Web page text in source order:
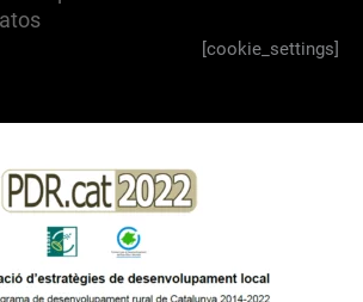
[cookie_settings]